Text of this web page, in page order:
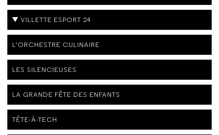
VILLETTE ESPORT 24
L'ORCHESTRE CULINAIRE
LES SILENCIEUSES
LA GRANDE FÊTE DES ENFANTS
TÊTE-À-TECH